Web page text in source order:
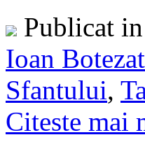
Publicat in
Ioan
Sfantului,
Citeste mai